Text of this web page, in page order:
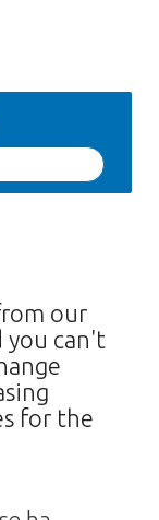
our
you can't
for the